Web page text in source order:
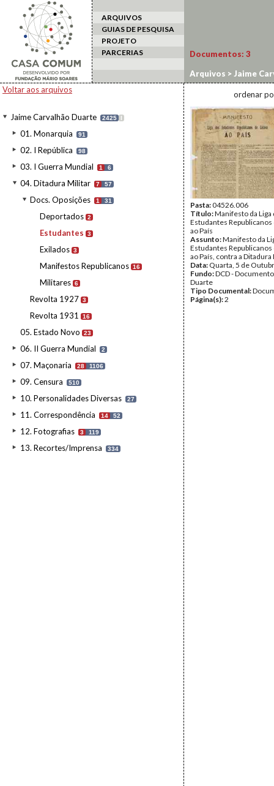
ARQUIVOS
GUIAS DE PESQUISA
PROJETO
PARCERIAS
Voltar aos arquivos
Jaime Carvalhão Duarte 2425 I
01. Monarquia 91
02. I República 98
03. I Guerra Mundial 1 6
04. Ditadura Militar 7 57
Docs. Oposições 1 31
Deportados 2
Estudantes 3
Exilados 3
Manifestos Republicanos 16
Militares 6
Revolta 1927 3
Revolta 1931 16
05. Estado Novo 23
06. II Guerra Mundial 2
07. Maçonaria 28 1106
09. Censura 510
10. Personalidades Diversas 27
11. Correspondência 14 52
12. Fotografias 3 119
13. Recortes/Imprensa 334
Documentos: 3
Arquivos > Jaime
ordenar
Pasta:04526.006
Título:Manifesto da Liga
Estudantes Republicanos
ao País
Assunto:Manifesto da
Estudantes Republicanos
ao País, contra a
Data: Quarta, 5 de
Fundo:DCD -
Duarte
Tipo Documental:
Página(s):2